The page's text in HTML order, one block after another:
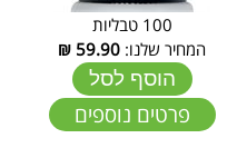
100 טבליות
המחיר שלנו: 59.90
₪
הוסף לסל
פרטים נוספים